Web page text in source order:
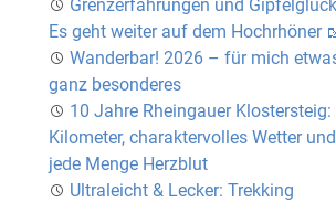
Grenzerfahrungen und
Es geht weiter auf dem Hochrhöner
Wanderbar! 2026 – für mich
ganz besonderes
10 Jahre Rheingauer Klostersteig:
Kilometer, charaktervolles Wetter und
jede Menge Herzblut
Ultraleicht & Lecker: Trekking